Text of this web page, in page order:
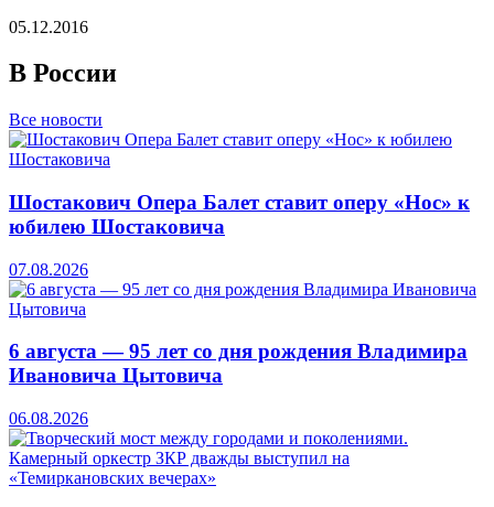
05.12.2016
В России
Все новости
Шостакович Опера Балет ставит оперу «Нос» к
юбилею Шостаковича
07.08.2026
6 августа — 95 лет со дня рождения Владимира
Ивановича Цытовича
06.08.2026